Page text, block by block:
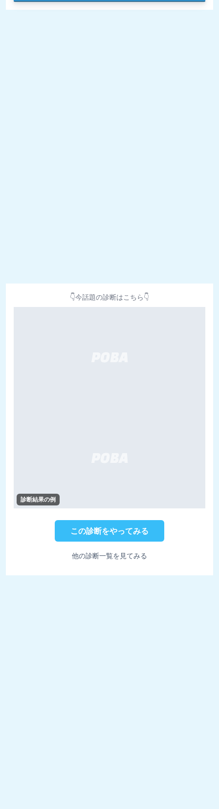
👇今話題の診断はこちら👇
診断結果の例
この診断をやってみる
他の診断一覧を見てみる